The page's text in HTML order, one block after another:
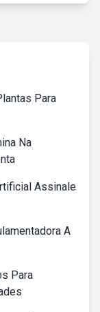
Para
Na
Assinale
A
Para